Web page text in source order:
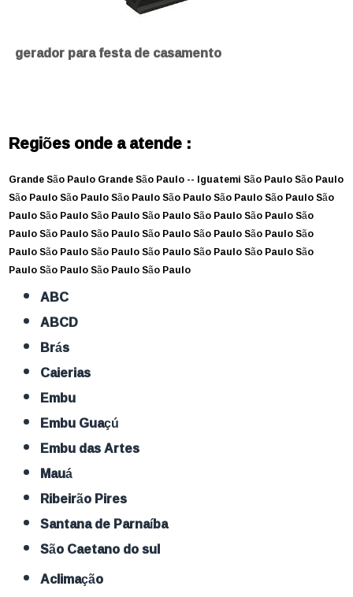
gerador para festa de casamento
Regiões onde a atende :
Grande São PauloGrande São Paulo -- IguatemiSão PauloSão Paulo
São PauloSão PauloSão PauloSão PauloSão PauloSão PauloSão
PauloSão PauloSão PauloSão PauloSão PauloSão PauloSão
PauloSão PauloSão PauloSão PauloSão PauloSão PauloSão
PauloSão PauloSão PauloSão PauloSão PauloSão PauloSão
PauloSão PauloSão PauloSão Paulo
ABC
ABCD
Brás
Caierias
Embu
Embu Guaçú
Embu das Artes
Mauá
Ribeirão Pires
Santana de Parnaíba
São Caetano do sul
Aclimação